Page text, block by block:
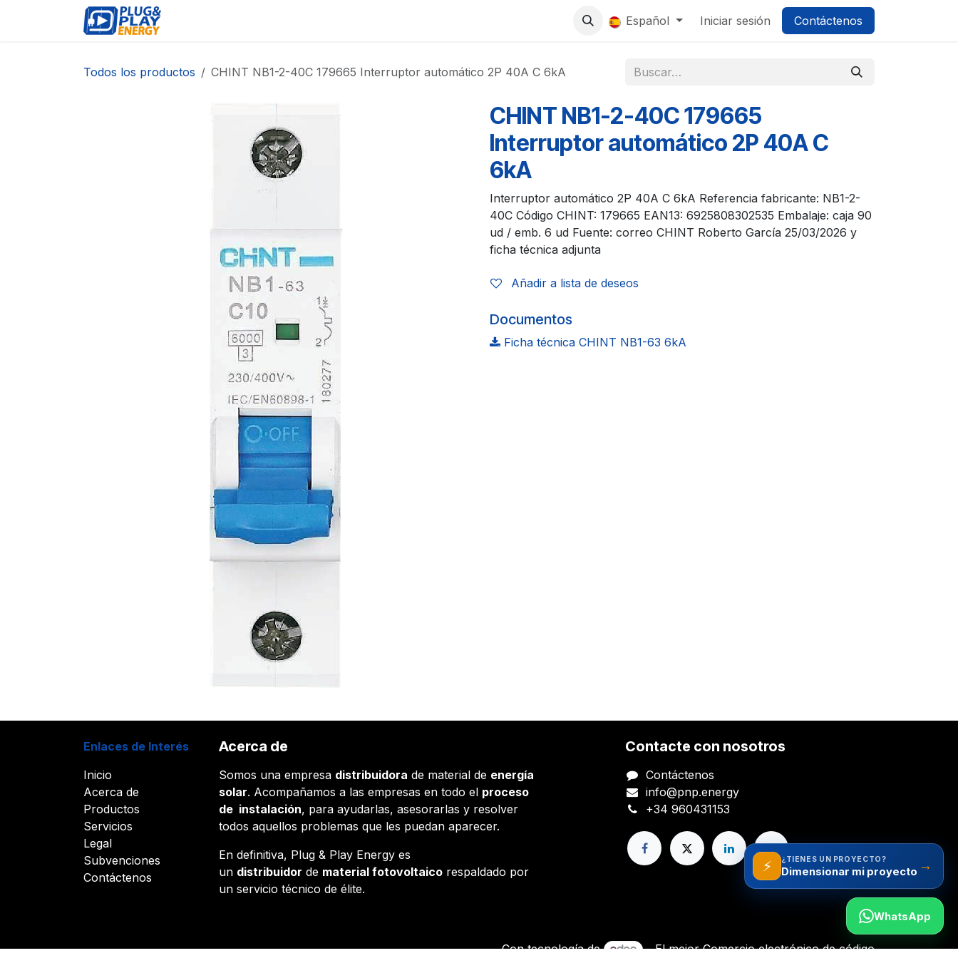
0 Español Iniciar sesión Contáctenos
Todos los productos CHINT NB1-2-40C 179665 Interruptor automático 2P 40A C 6kA
CHINT NB1-2-40C 179665
Interruptor automático 2P 40A C
6kA
Interruptor automático 2P 40A C 6kA Referencia fabricante: NB1-2-
40C Código CHINT: 179665 EAN13: 6925808302535 Embalaje: caja 90
ud / emb. 6 ud Fuente: correo CHINT Roberto García 25/03/2026 y
ficha técnica adjunta
Añadir a lista de deseos
Documentos
Ficha técnica CHINT NB1-63 6kA
Enlaces de Interés
Inicio
Acerca de
Productos
Servicios
Legal
Subvenciones
Contáctenos
Acerca de
Somos una empresa distribuidora de material de energía
solar. Acompañamos a las empresas en todo el proceso
de instalación, para ayudarlas, asesorarlas y resolver
todos aquellos problemas que les puedan aparecer.
En definitiva, Plug & Play Energy es
un distribuidor de material fotovoltaico respaldado por
un servicio técnico de élite.
Contacte con nosotros
Contáctenos
info@pnp.energy
+34 960431153
Con tecnología de - El mejorComercio electrónico de código
⚡ ¿TIENES UN PROYECTO? →
WhatsApp